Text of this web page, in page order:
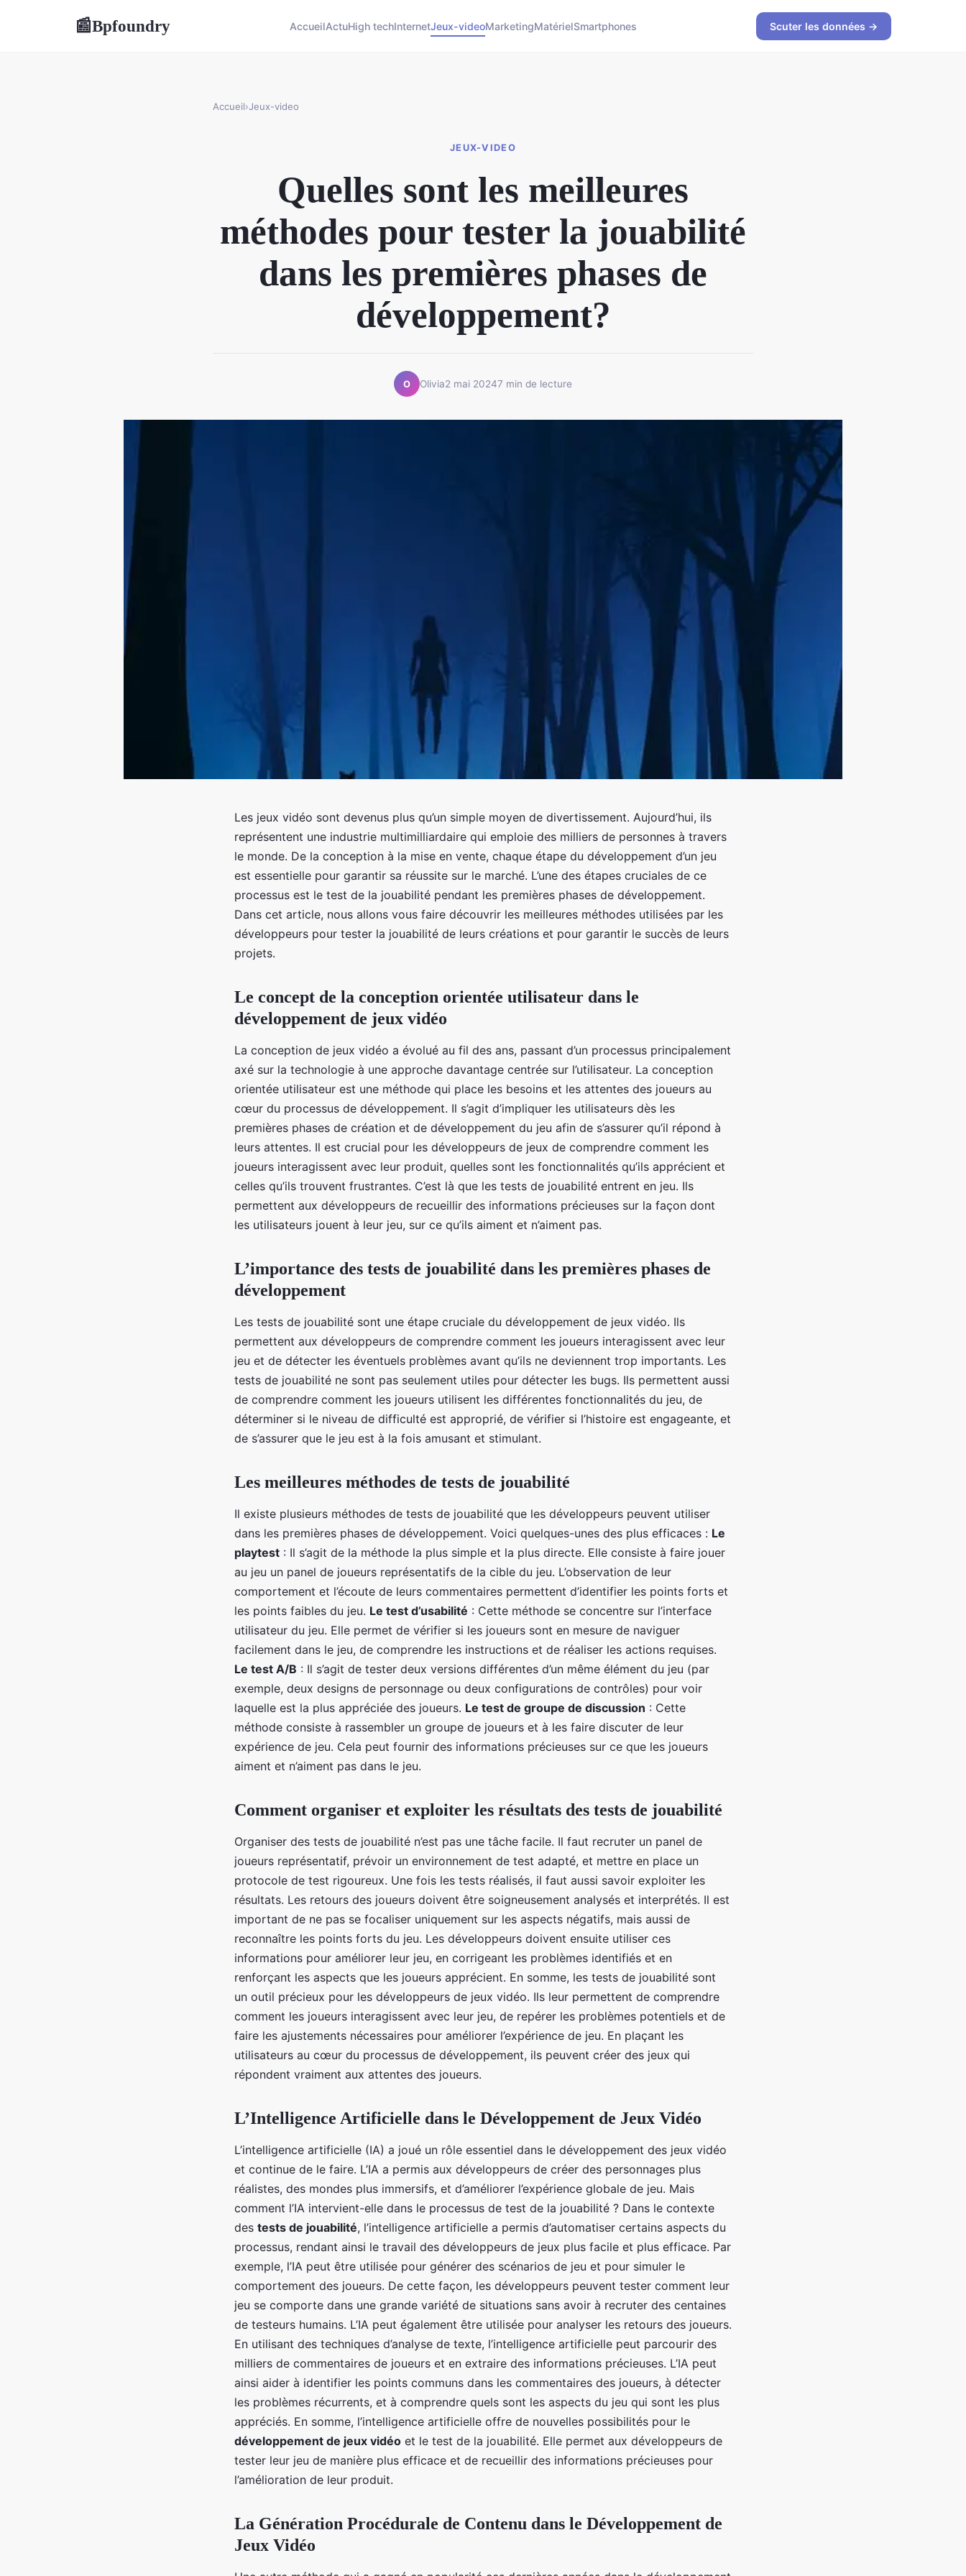
📰Bpfoundry AccueilActuHigh techInternetJeux-videoMarketingMatérielSmartphones Scuter les données →
Accueil›Jeux-video
JEUX-VIDEO
Quelles sont les meilleures
méthodes pour tester la jouabilité
dans les premières phases de
développement?
O Olivia2 mai 20247 min de lecture
Les jeux vidéo sont devenus plus qu’un simple moyen de divertissement. Aujourd’hui, ils
représentent une industrie multimilliardaire qui emploie des milliers de personnes à travers
le monde. De la conception à la mise en vente, chaque étape du développement d’un jeu
est essentielle pour garantir sa réussite sur le marché. L’une des étapes cruciales de ce
processus est le test de la jouabilité pendant les premières phases de développement.
Dans cet article, nous allons vous faire découvrir les meilleures méthodes utilisées par les
développeurs pour tester la jouabilité de leurs créations et pour garantir le succès de leurs
projets.
Le concept de la conception orientée utilisateur dans le
développement de jeux vidéo
La conception de jeux vidéo a évolué au fil des ans, passant d’un processus principalement
axé sur la technologie à une approche davantage centrée sur l’utilisateur. La conception
orientée utilisateur est une méthode qui place les besoins et les attentes des joueurs au
cœur du processus de développement. Il s’agit d’impliquer les utilisateurs dès les
premières phases de création et de développement du jeu afin de s’assurer qu’il répond à
leurs attentes. Il est crucial pour les développeurs de jeux de comprendre comment les
joueurs interagissent avec leur produit, quelles sont les fonctionnalités qu’ils apprécient et
celles qu’ils trouvent frustrantes. C’est là que les tests de jouabilité entrent en jeu. Ils
permettent aux développeurs de recueillir des informations précieuses sur la façon dont
les utilisateurs jouent à leur jeu, sur ce qu’ils aiment et n’aiment pas.
L’importance des tests de jouabilité dans les premières phases de
développement
Les tests de jouabilité sont une étape cruciale du développement de jeux vidéo. Ils
permettent aux développeurs de comprendre comment les joueurs interagissent avec leur
jeu et de détecter les éventuels problèmes avant qu’ils ne deviennent trop importants. Les
tests de jouabilité ne sont pas seulement utiles pour détecter les bugs. Ils permettent aussi
de comprendre comment les joueurs utilisent les différentes fonctionnalités du jeu, de
déterminer si le niveau de difficulté est approprié, de vérifier si l’histoire est engageante, et
de s’assurer que le jeu est à la fois amusant et stimulant.
Les meilleures méthodes de tests de jouabilité
Il existe plusieurs méthodes de tests de jouabilité que les développeurs peuvent utiliser
dans les premières phases de développement. Voici quelques-unes des plus efficaces : Le
playtest : Il s’agit de la méthode la plus simple et la plus directe. Elle consiste à faire jouer
au jeu un panel de joueurs représentatifs de la cible du jeu. L’observation de leur
comportement et l’écoute de leurs commentaires permettent d’identifier les points forts et
les points faibles du jeu. Le test d’usabilité : Cette méthode se concentre sur l’interface
utilisateur du jeu. Elle permet de vérifier si les joueurs sont en mesure de naviguer
facilement dans le jeu, de comprendre les instructions et de réaliser les actions requises.
Le test A/B : Il s’agit de tester deux versions différentes d’un même élément du jeu (par
exemple, deux designs de personnage ou deux configurations de contrôles) pour voir
laquelle est la plus appréciée des joueurs. Le test de groupe de discussion : Cette
méthode consiste à rassembler un groupe de joueurs et à les faire discuter de leur
expérience de jeu. Cela peut fournir des informations précieuses sur ce que les joueurs
aiment et n’aiment pas dans le jeu.
Comment organiser et exploiter les résultats des tests de jouabilité
Organiser des tests de jouabilité n’est pas une tâche facile. Il faut recruter un panel de
joueurs représentatif, prévoir un environnement de test adapté, et mettre en place un
protocole de test rigoureux. Une fois les tests réalisés, il faut aussi savoir exploiter les
résultats. Les retours des joueurs doivent être soigneusement analysés et interprétés. Il est
important de ne pas se focaliser uniquement sur les aspects négatifs, mais aussi de
reconnaître les points forts du jeu. Les développeurs doivent ensuite utiliser ces
informations pour améliorer leur jeu, en corrigeant les problèmes identifiés et en
renforçant les aspects que les joueurs apprécient. En somme, les tests de jouabilité sont
un outil précieux pour les développeurs de jeux vidéo. Ils leur permettent de comprendre
comment les joueurs interagissent avec leur jeu, de repérer les problèmes potentiels et de
faire les ajustements nécessaires pour améliorer l’expérience de jeu. En plaçant les
utilisateurs au cœur du processus de développement, ils peuvent créer des jeux qui
répondent vraiment aux attentes des joueurs.
L’Intelligence Artificielle dans le Développement de Jeux Vidéo
L’intelligence artificielle (IA) a joué un rôle essentiel dans le développement des jeux vidéo
et continue de le faire. L’IA a permis aux développeurs de créer des personnages plus
réalistes, des mondes plus immersifs, et d’améliorer l’expérience globale de jeu. Mais
comment l’IA intervient-elle dans le processus de test de la jouabilité ? Dans le contexte
des tests de jouabilité, l’intelligence artificielle a permis d’automatiser certains aspects du
processus, rendant ainsi le travail des développeurs de jeux plus facile et plus efficace. Par
exemple, l’IA peut être utilisée pour générer des scénarios de jeu et pour simuler le
comportement des joueurs. De cette façon, les développeurs peuvent tester comment leur
jeu se comporte dans une grande variété de situations sans avoir à recruter des centaines
de testeurs humains. L’IA peut également être utilisée pour analyser les retours des joueurs.
En utilisant des techniques d’analyse de texte, l’intelligence artificielle peut parcourir des
milliers de commentaires de joueurs et en extraire des informations précieuses. L’IA peut
ainsi aider à identifier les points communs dans les commentaires des joueurs, à détecter
les problèmes récurrents, et à comprendre quels sont les aspects du jeu qui sont les plus
appréciés. En somme, l’intelligence artificielle offre de nouvelles possibilités pour le
développement de jeux vidéo et le test de la jouabilité. Elle permet aux développeurs de
tester leur jeu de manière plus efficace et de recueillir des informations précieuses pour
l’amélioration de leur produit.
La Génération Procédurale de Contenu dans le Développement de
Jeux Vidéo